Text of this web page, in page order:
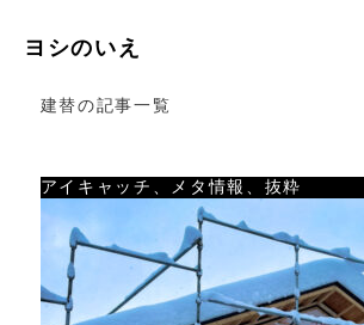
ヨシのいえ
建替の記事一覧
アイキャッチ、メタ情報、抜粋